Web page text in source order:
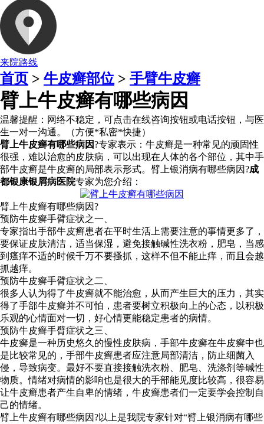
来院路线
首页 > 牛皮癣部位 > 手臂牛皮癣
臂上牛皮癣有哪些病因
温馨提醒： 网络不稳定，可点击在线咨询按钮或电话按钮，与医
生一对一沟通。（方便*私密*快捷）
臂上牛皮癣有哪些病因?专家表示：牛皮癣是一种常见的顽固性
很强，难以治愈的皮肤病，可以出现在人体的各个部位，其中手
部牛皮癣是牛皮癣的局部表示形式。臂上银消病有哪些病因?成
都银康银屑病医院专家为您介绍：
臂上牛皮癣有哪些病因?
预防牛皮癣手臂症状之一、
专家指出手部牛皮癣患者在平时生活上需要注意的事情更多了，
要保证皮肤清洁，适当保湿，避免接触碱性洗衣粉，肥皂，当感
到瘙痒不适的时候千万不要搔抓，这样不但不能止痒，而且会越
抓越痒。
预防牛皮癣手臂症状之二、
很多人认为得了牛皮癣就不能治愈，从而产生巨大的压力，其实
得了手部牛皮癣并不可怕，患者要树立积极向上的心态，以积极
乐观的心情面对一切，好心情更能稳定患者的病情。
预防牛皮癣手臂症状之三、
牛皮癣是一种历史悠久的慢性皮肤病，手部牛皮癣在牛皮癣中也
是比较常见的，手部牛皮癣患者应注意局部清洁，防止细菌入
侵，导致病变。最好不要直接接触洗衣粉、肥皂、洗涤剂等碱性
物质。情绪对病情的影响也是很大的手部能见度比较高，很容易
让牛皮癣患者产生自卑的情绪，牛皮癣患者们一定要学会控制自
己的情绪。
臂上牛皮癣有哪些病因?以上是我院专家针对“臂上银消病有哪些